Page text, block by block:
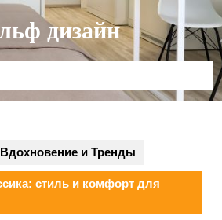
дизайн
Вдохновение и Тренды
стиль и комфорт для